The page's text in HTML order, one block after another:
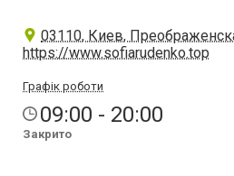
03110, Киев,
https://www.sofiarudenko.top
Графік роботи
09:00 - 20:00
Закрито